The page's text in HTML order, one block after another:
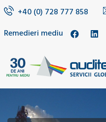
+40 (0) 728 777 858
Remedieri mediu